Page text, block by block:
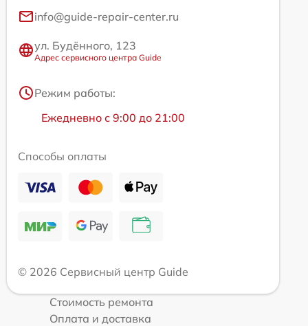
info@guide-repair-center.ru
ул. Будённого, 123
Адрес сервисного центра Guide
Режим работы:
Ежедневно с 9:00 до 21:00
Способы оплаты
© 2026 Сервисный центр Guide
Стоимость ремонта
Оплата и доставка